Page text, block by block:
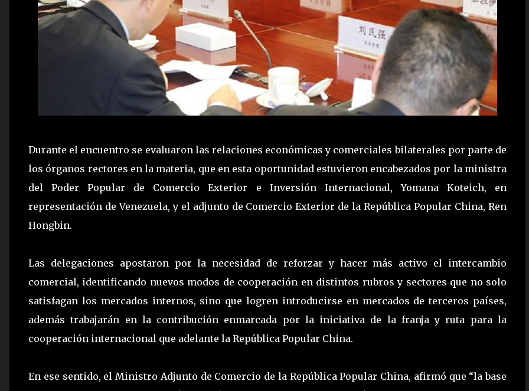
Durante el encuentro se evaluaron las relaciones económicas y comerciales bilaterales por parte de
los órganos rectores en la materia, que en esta oportunidad estuvieron encabezados por la ministra
del Poder Popular de Comercio Exterior e Inversión Internacional, Yomana Koteich, en
representación de Venezuela, y el adjunto de Comercio Exterior de la República Popular China, Ren
Hongbin.
Las delegaciones apostaron por la necesidad de reforzar y hacer más activo el intercambio
comercial, identificando nuevos modos de cooperación en distintos rubros y sectores que no solo
satisfagan los mercados internos, sino que logren introducirse en mercados de terceros países,
además trabajarán en la contribución enmarcada por la iniciativa de la franja y ruta para la
cooperación internacional que adelante la República Popular China.
En ese sentido, el Ministro Adjunto de Comercio de la República Popular China, afirmó que “la base